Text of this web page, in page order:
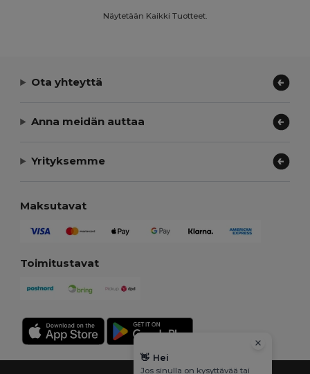
Näytetään Kaikki Tuotteet.
Ota yhteyttä
Anna meidän auttaa
Yrityksemme
Maksutavat
Toimitustavat
👋 Hei
Jos sinulla on kysyttävää tai